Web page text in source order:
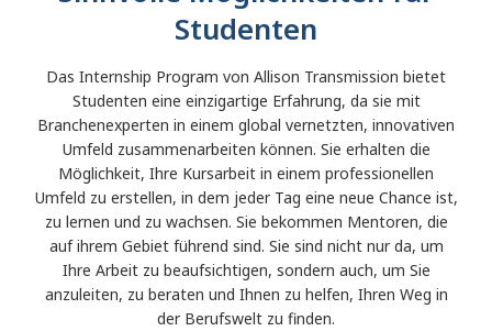
Studenten
Das Internship Program von Allison Transmission bietet
Studenten eine einzigartige Erfahrung, da sie mit
Branchenexperten in einem global vernetzten, innovativen
Umfeld zusammenarbeiten können. Sie erhalten die
Möglichkeit, Ihre Kursarbeit in einem professionellen
Umfeld zu erstellen, in dem jeder Tag eine neue Chance ist,
zu lernen und zu wachsen. Sie bekommen Mentoren, die
auf ihrem Gebiet führend sind. Sie sind nicht nur da, um
Ihre Arbeit zu beaufsichtigen, sondern auch, um Sie
anzuleiten, zu beraten und Ihnen zu helfen, Ihren Weg in
der Berufswelt zu finden.